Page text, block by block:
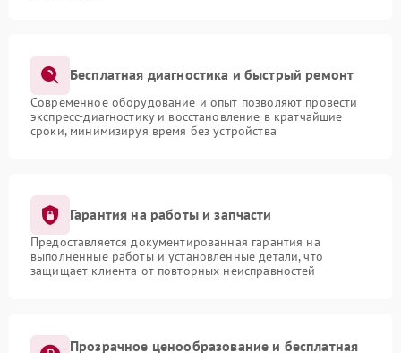
Бесплатная диагностика и быстрый ремонт
Современное оборудование и опыт позволяют провести
экспресс-диагностику и восстановление в кратчайшие
сроки, минимизируя время без устройства
Гарантия на работы и запчасти
Предоставляется документированная гарантия на
выполненные работы и установленные детали, что
защищает клиента от повторных неисправностей
Прозрачное ценообразование и бесплатная